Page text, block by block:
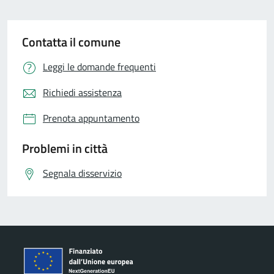
Contatta il comune
Leggi le domande frequenti
Richiedi assistenza
Prenota appuntamento
Problemi in città
Segnala disservizio